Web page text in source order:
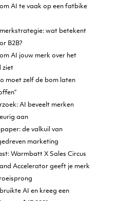
AI te vaak op een fatbike
wat betekent
B2B?
AI jouw merk over het
ziet
moet zelf de bom laten
AI beveelt merken
aan
de valkuil van
marketing
Warmbatt X Sales Circus
Accelerator geeft je merk
AI en kreeg een